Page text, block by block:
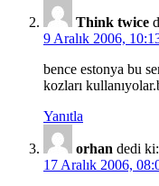
Think twice
9 Aralık 2006,
bence estonya bu
kozları
Yanıtla
orhan dedi ki:
17 Aralık 2006,